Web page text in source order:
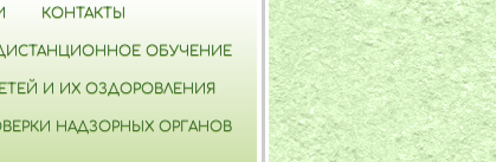
КОНТАКТЫ
ОБУЧЕНИЕ
И ИХ ОЗДОРОВЛЕНИЯ
НАДЗОРНЫХ ОРГАНОВ